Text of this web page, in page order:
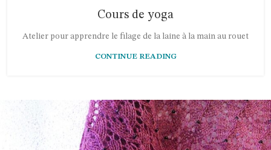
Cours de yoga
Atelier pour apprendre le filage de la laine à la main au rouet
CONTINUE READING